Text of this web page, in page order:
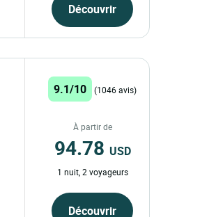
Découvrir
9.1/10 (1046 avis)
À partir de
94.78 USD
1 nuit, 2 voyageurs
Découvrir